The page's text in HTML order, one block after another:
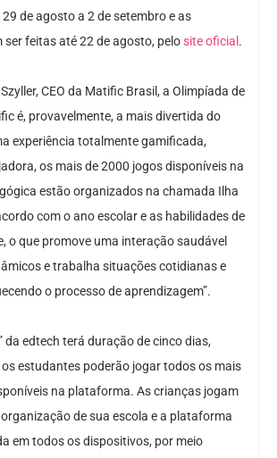
de agosto a 2 de setembro e as
ser feitas até 22 de agosto, pelosite oficial .
CEO da Matific Brasil, a Olimpíada de
é, provavelmente, a mais divertida do
experiência totalmente gamificada,
os mais de 2000 jogos disponíveis na
estão organizados na chamada Ilha
com o ano escolar e as habilidades de
o que promove uma interação saudável
e trabalha situações cotidianas e
o processo de aprendizagem”.
da edtech terá duração de cinco dias,
estudantes poderão jogar todos os mais
na plataforma. As crianças jogam
de sua escola e a plataforma
em todos os dispositivos, por meio